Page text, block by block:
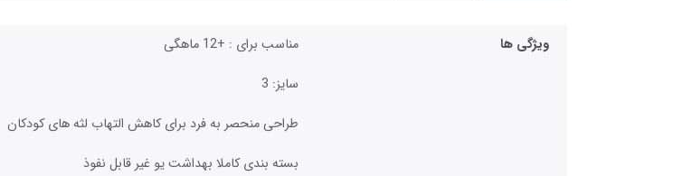
ویژگی ها
مناسب برای : +12 ماهگی
سایز: 3
طراحی منحصر به فرد برای کاهش التهاب لثه های کودکان
بسته بندی کاملا بهداشت یو غیر قابل نفوذ